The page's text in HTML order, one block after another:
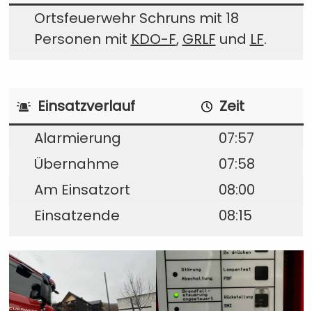
Ortsfeuerwehr Schruns mit 18
Personen mit KDO-F, GRLF und LF.
Einsatzverlauf
Zeit
Alarmierung
07:57
Übernahme
07:58
Am Einsatzort
08:00
Einsatzende
08:15